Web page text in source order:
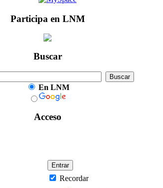
Participa en LNM
Buscar
En LNM
Acceso
Recordar